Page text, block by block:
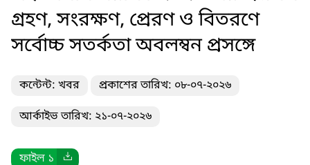
গ্রহণ, সংরক্ষণ, প্রেরণ ও বিতরণে
সর্বোচ্চ সতর্কতা অবলম্বন প্রসঙ্গে
কন্টেন্ট: খবর প্রকাশের তারিখ: ০৮-০৭-২০২৬
আর্কাইভ তারিখ: ২১-০৭-২০২৬
ফাইল ১